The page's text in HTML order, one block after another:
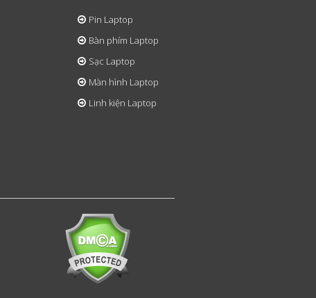
Pin Laptop
Bàn phím Laptop
Sạc Laptop
Màn hình Laptop
Linh kiện Laptop